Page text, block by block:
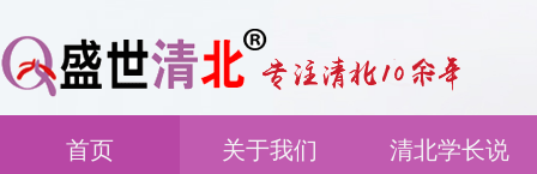
首页 关于我们 清北学长说